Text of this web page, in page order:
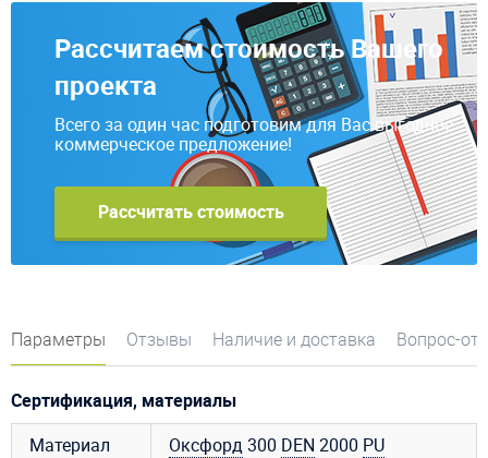
Рассчитаем стоимость Вашего
проекта
Всего за один час подготовим для Вас выгодное
коммерческое предложение!
Рассчитать стоимость
Параметры Отзывы Наличие и доставка Вопрос-
Сертификация, материалы
Материал
Оксфорд300 DEN 2000 PU